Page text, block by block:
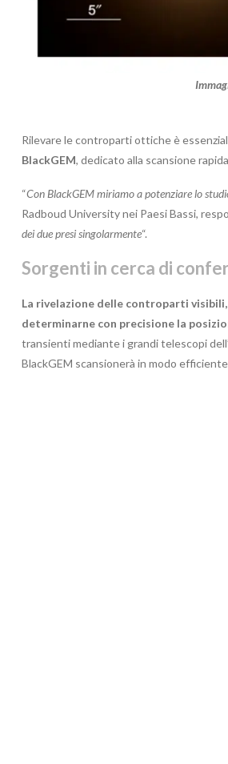
Rilevare le controparti ottiche è
BlackGEM, dedicato alla scansione
“Con BlackGEM miriamo a potenziare lo
Radboud University nei Paesi Bassi,
dei due presi singolarmente“.
Sorgenti in cerca di
La rivelazione delle controparti
determinarne con precisione la
transienti mediante i grandi telescopi
BlackGEM scansionerà in modo